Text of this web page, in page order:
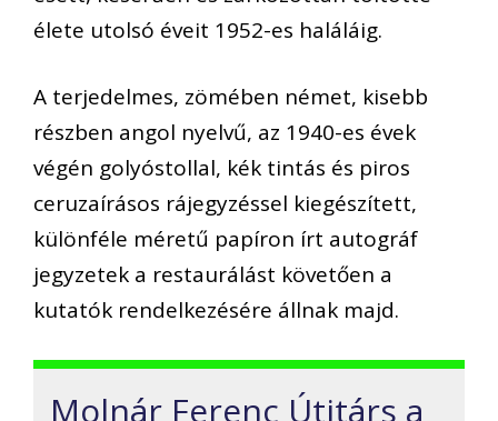
élete utolsó éveit 1952-es haláláig.
A terjedelmes, zömében német, kisebb
részben angol nyelvű, az 1940-es évek
végén golyóstollal, kék tintás és piros
ceruzaírásos rájegyzéssel kiegészített,
különféle méretű papíron írt autográf
jegyzetek a restaurálást követően a
kutatók rendelkezésére állnak majd.
Molnár Ferenc Útitárs a